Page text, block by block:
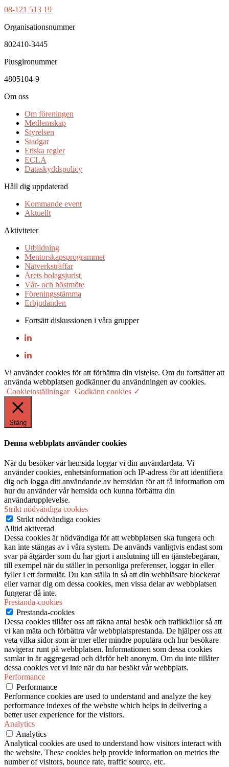
08-121 513 19
Organisationsnummer
802410-3445
Plusgironummer
4805104-9
Om oss
Om föreningen
Medlemskap
Styrelsen
Stadgar
Etiska regler
ECLA
Dataskyddspolicy
Håll dig uppdaterad
Kommande event
Aktuellt
Aktiviteter
Utbildning
Mentorskapsprogrammet
Nätverksträffar
Årets bolagsjurist
Vår- och höstmöte
Föreningsstämma
Erbjudanden
Fortsätt diskussionen i våra grupper
Vi använder cookies för att förbättra din vistelse. Om du fortsätter att
använda webbplatsen godkänner du användningen av cookies.
Cookieinställningar Godkänn cookies ✓
Stäng
Denna webbplats använder cookies
När du besöker vår hemsida loggar vi din användardata. Vi
använder cookies, enhetsinformation och IP-adress för att identifiera
dig och logga ditt användande av hemsidan för att få information om
hur du använder vår hemsida och kunna förbättra din
användarupplevelse.
Strikt nödvändiga cookies
Strikt nödvändiga cookies
Alltid aktiverad
Dessa cookies är nödvändiga för att webbplatsen ska fungera och
kan inte stängas av i våra system. De används vanligtvis endast som
svar på åtgärder som du har gjort i anslutning till en tjänstebegäran,
till exempel när du ställer in personliga preferenser, loggar in eller
fyller i ett formulär. Du kan ställa in så att din webbläsare blockerar
eller varnar dig om dessa cookies, men vissa delar av webbplatsen
fungerar då inte.
Prestanda-cookies
Prestanda-cookies
Dessa cookies tillåter oss att räkna antal besök och trafikkällor så att
vi kan mäta och förbättra vår webbplatsprestanda. De hjälper oss att
veta vilka sidor som är mer eller mindre populära och hur besökare
navigerar runt på webbplatsen. Informationen som dessa cookies
samlar in är aggregerad och därför helt anonym. Om du inte tillåter
dessa cookies vet vi inte när du har besökt vår webbplats.
Performance
Performance
Performance cookies are used to understand and analyze the key
performance indexes of the website which helps in delivering a
better user experience for the visitors.
Analytics
Analytics
Analytical cookies are used to understand how visitors interact with
the website. These cookies help provide information on metrics the
number of visitors, bounce rate, traffic source, etc.